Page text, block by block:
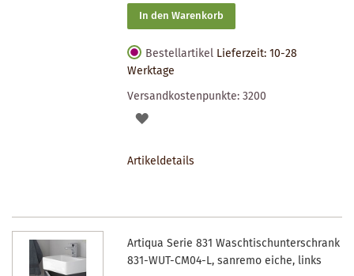
In den Warenkorb
Bestellartikel Lieferzeit: 10-28
Werktage
Versandkostenpunkte:3200
AUF
Artikeldetails
Artiqua Serie 831 Waschtischunterschrank
831-WUT-CM04-L, sanremo eiche, links